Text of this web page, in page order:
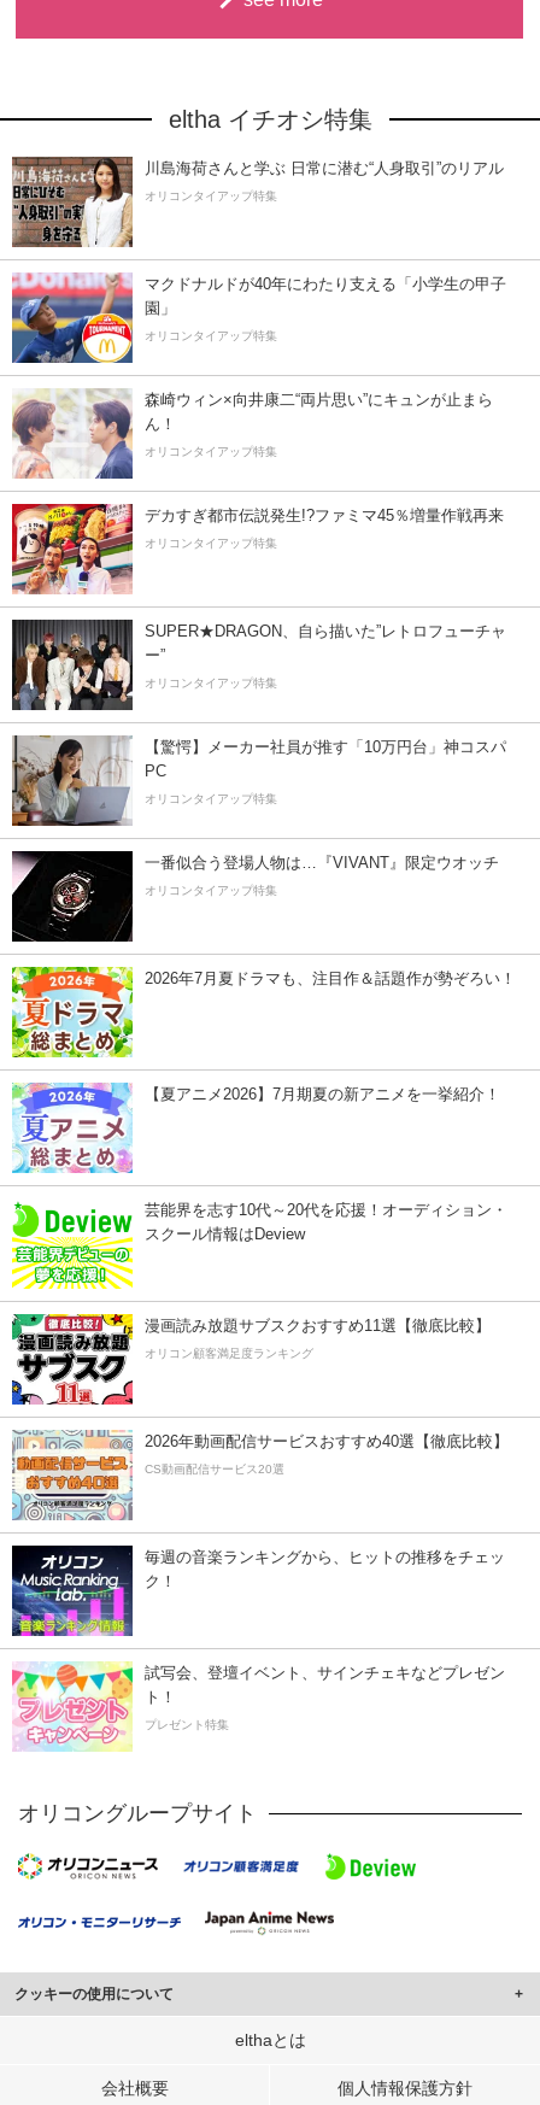
eltha イチオシ特集
川島海荷さんと学ぶ 日常に潜む“人身取引”のリアル
オリコンタイアップ特集
マクドナルドが40年にわたり支える「小学生の甲子
園」
オリコンタイアップ特集
森崎ウィン×向井康二“両片思い”にキュンが止まら
ん！
オリコンタイアップ特集
デカすぎ都市伝説発生!?ファミマ45％増量作戦再来
オリコンタイアップ特集
SUPER★DRAGON、自ら描いた”レトロフューチャ
ー”
オリコンタイアップ特集
【驚愕】メーカー社員が推す「10万円台」神コスパ
PC
オリコンタイアップ特集
一番似合う登場人物は…『VIVANT』限定ウオッチ
オリコンタイアップ特集
2026年7月夏ドラマも、注目作＆話題作が勢ぞろい！
【夏アニメ2026】7月期夏の新アニメを一挙紹介！
芸能界を志す10代～20代を応援！オーディション・
スクール情報はDeview
漫画読み放題サブスクおすすめ11選【徹底比較】
オリコン顧客満足度ランキング
2026年動画配信サービスおすすめ40選【徹底比較】
CS動画配信サービス20選
毎週の音楽ランキングから、ヒットの推移をチェッ
ク！
試写会、登壇イベント、サインチェキなどプレゼン
ト！
プレゼント特集
オリコングループサイト
クッキーの使用について
このサイトでは Cookie を使用して、ユーザーに合わせたコンテンツや広告の
行っています。
elthaとは
会社概要 個人情報保護方針